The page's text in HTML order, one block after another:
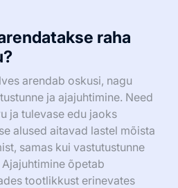
raha
arendab oskusi, nagu
ja ajajuhtimine. Need
ja tulevase edu jaoks
alused aitavad lastel mõista
samas kui vastutustunne
õpetab
tootlikkust erinevates